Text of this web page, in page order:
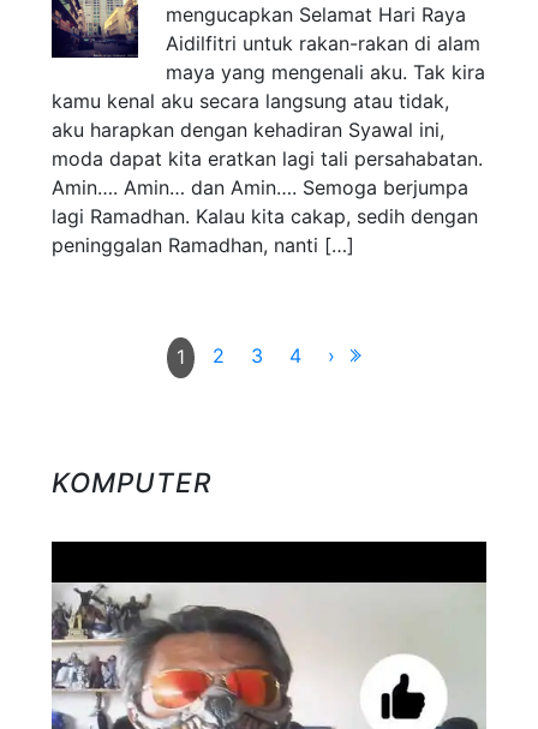
mengucapkan Selamat Hari Raya
Aidilfitri untuk rakan-rakan di alam
maya yang mengenali aku. Tak kira
kamu kenal aku secara langsung atau tidak,
aku harapkan dengan kehadiran Syawal ini,
moda dapat kita eratkan lagi tali persahabatan.
Amin…. Amin… dan Amin…. Semoga berjumpa
lagi Ramadhan. Kalau kita cakap, sedih dengan
peninggalan Ramadhan, nanti […]
1 2 3 4 ›
KOMPUTER